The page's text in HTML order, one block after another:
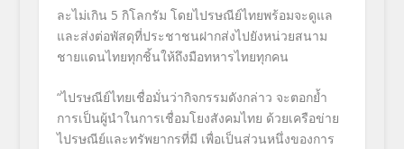
ละไม่เกิน 5 กิโลกรัม โดยไปรษณีย์ไทยพร้อมจะดูแล
และส่งต่อพัสดุที่ประชาชนฝากส่งไปยังหน่วยสนาม
ชายแดนไทยทุกชิ้นให้ถึงมือทหารไทยทุกคน
“ไปรษณีย์ไทยเชื่อมั่นว่ากิจกรรมดังกล่าว จะตอกย้ำ
การเป็นผู้นำในการเชื่อมโยงสังคมไทย ด้วยเครือข่าย
ไปรษณีย์และทรัพยากรที่มี เพื่อเป็นส่วนหนึ่งของการ